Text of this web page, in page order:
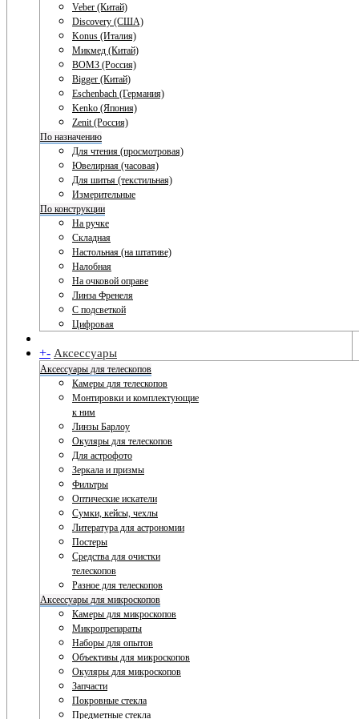
Veber (Китай)
Discovery (США)
Konus (Италия)
Микмед (Китай)
ВОМЗ (Россия)
Bigger (Китай)
Eschenbach (Германия)
Kenko (Япония)
Zenit (Россия)
По назначению
Для чтения (просмотровая)
Ювелирная (часовая)
Для шитья (текстильная)
Измерительные
По конструкции
На ручке
Складная
Настольная (на штативе)
Налобная
На очковой оправе
Линза Френеля
С подсветкой
Цифровая
+- Аксессуары
Аксессуары для телескопов
Камеры для телескопов
Монтировки и комплектующие
к ним
Линзы Барлоу
Окуляры для телескопов
Для астрофото
Зеркала и призмы
Фильтры
Оптические искатели
Сумки, кейсы, чехлы
Литература для астрономии
Постеры
Средства для очистки
телескопов
Разное для телескопов
Аксессуары для микроскопов
Камеры для микроскопов
Микропрепараты
Наборы для опытов
Объективы для микроскопов
Окуляры для микроскопов
Запчасти
Покровные стекла
Предметные стекла